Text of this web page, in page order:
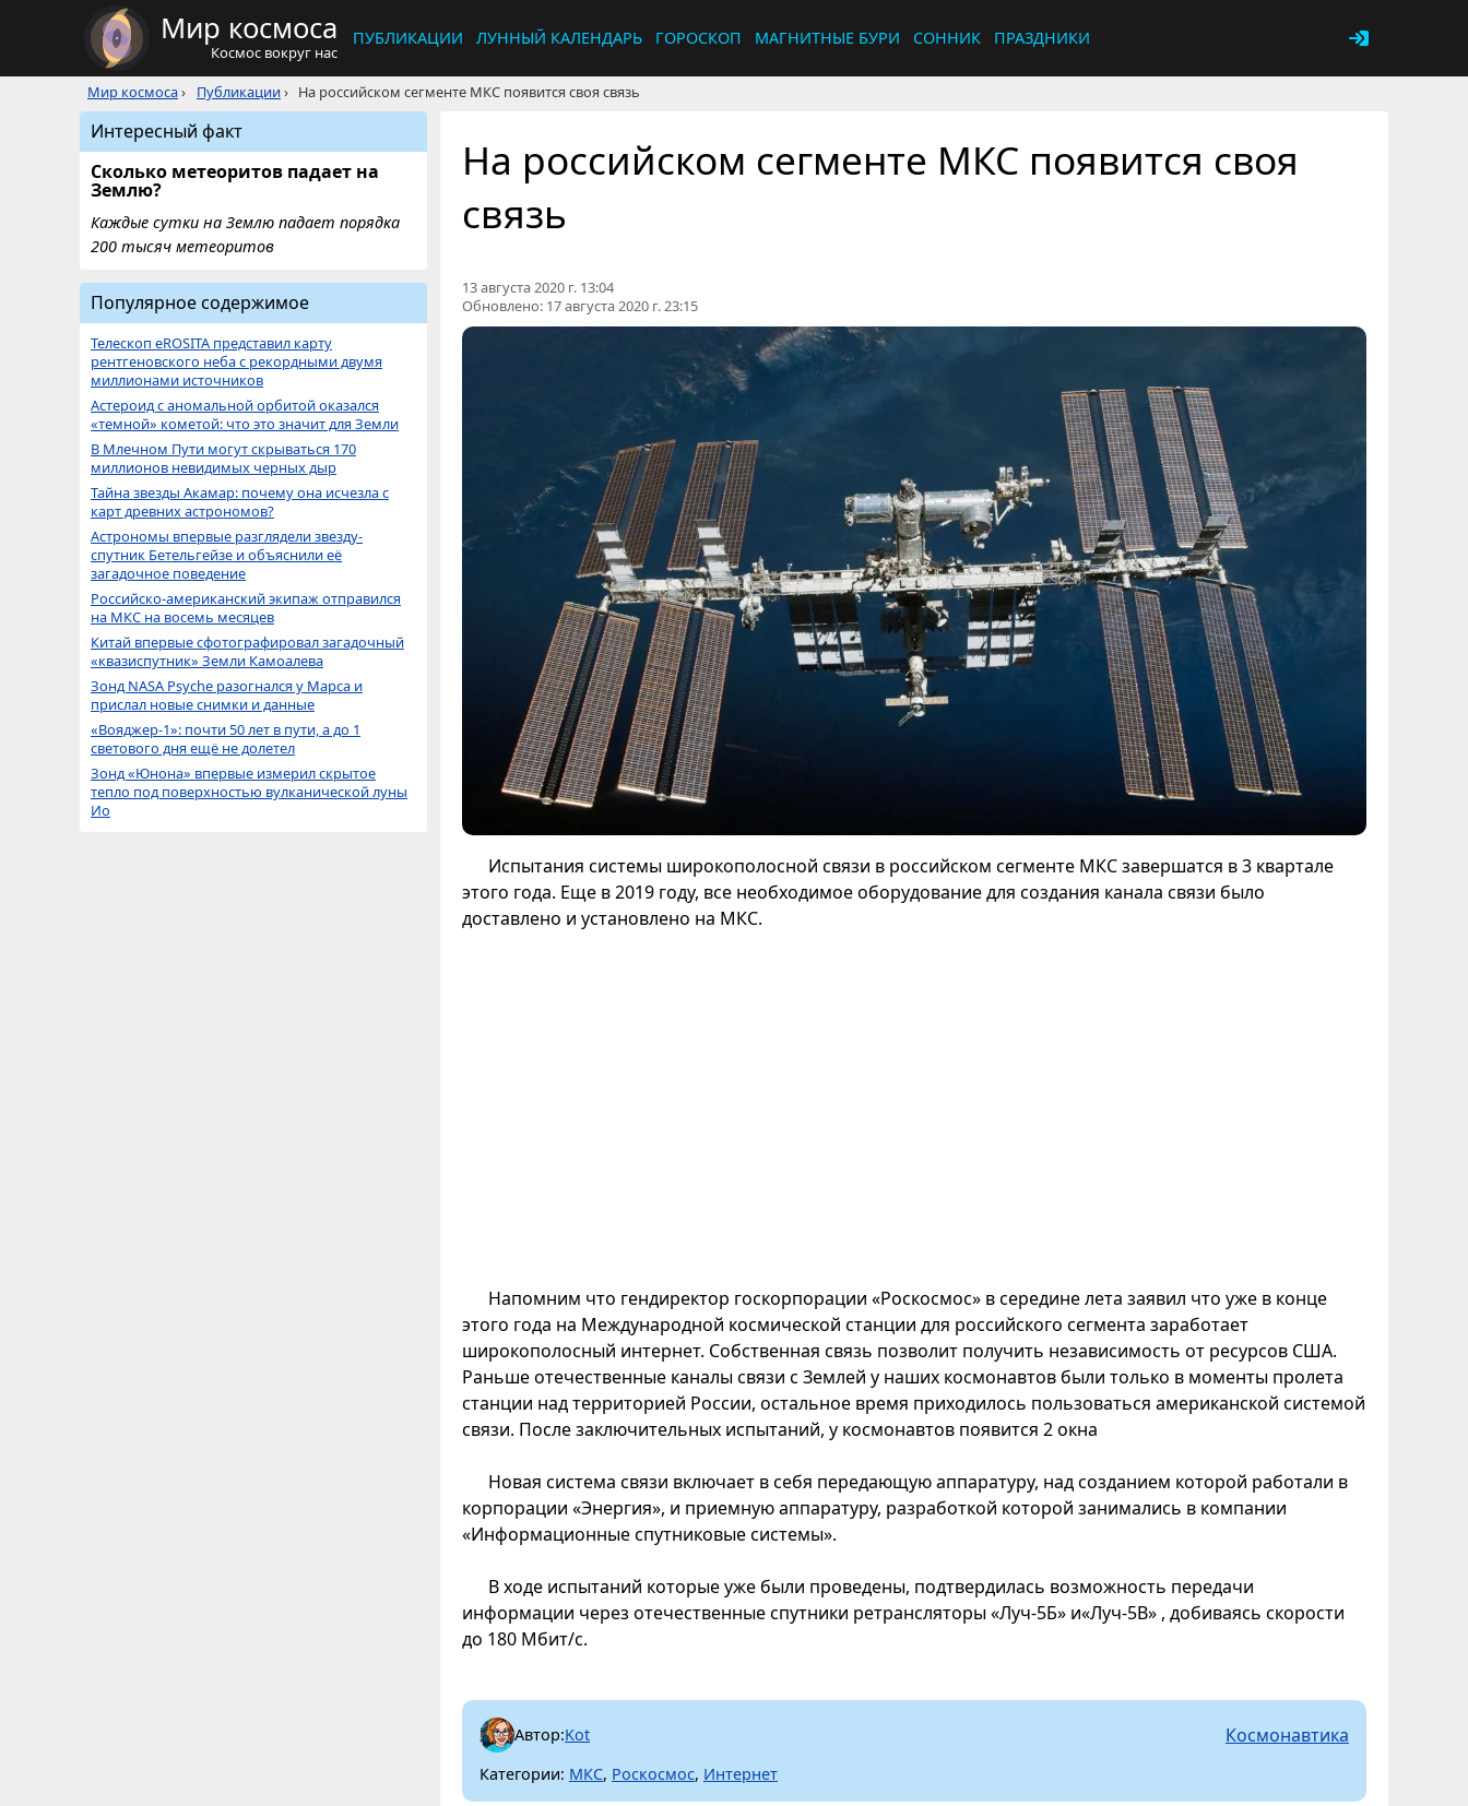
Мир космоса
Космос вокруг нас
ПУБЛИКАЦИИ ЛУННЫЙ КАЛЕНДАРЬ ГОРОСКОП МАГНИТНЫЕ БУРИ СОННИК ПРАЗДНИКИ
Мир космоса› Публикации› На российском сегменте МКС появится своя связь
На российском сегменте МКС появится своя
связь
13 августа 2020 г. 13:04
Обновлено: 17 августа 2020 г. 23:15
Испытания системы широкополосной связи в российском сегменте МКС завершатся в 3 квартале
этого года. Еще в 2019 году, все необходимое оборудование для создания канала связи было
доставлено и установлено на МКС.
Напомним что гендиректор госкорпорации «Роскосмос» в середине лета заявил что уже в конце
этого года на Международной космической станции для российского сегмента заработает
широкополосный интернет. Собственная связь позволит получить независимость от ресурсов США.
Раньше отечественные каналы связи с Землей у наших космонавтов были только в моменты пролета
станции над территорией России, остальное время приходилось пользоваться американской системой
связи. После заключительных испытаний, у космонавтов появится 2 окна
Новая система связи включает в себя передающую аппаратуру, над созданием которой работали в
корпорации «Энергия», и приемную аппаратуру, разработкой которой занимались в компании
«Информационные спутниковые системы».
В ходе испытаний которые уже были проведены, подтвердилась возможность передачи
информации через отечественные спутники ретрансляторы «Луч-5Б» и«Луч-5В» , добиваясь скорости
до 180 Мбит/с.
Автор:Kot Космонавтика
Категории: МКС, Роскосмос, Интернет
Интересный факт
Сколько метеоритов падает на
Землю?
Каждые сутки на Землю падает порядка
200 тысяч метеоритов
Популярное содержимое
Телескоп eROSITA представил карту
рентгеновского неба с рекордными двумя
миллионами источников
Астероид с аномальной орбитой оказался
«темной» кометой: что это значит для Земли
В Млечном Пути могут скрываться 170
миллионов невидимых черных дыр
Тайна звезды Акамар: почему она исчезла с
карт древних астрономов?
Астрономы впервые разглядели звезду-
спутник Бетельгейзе и объяснили её
загадочное поведение
Российско-американский экипаж отправился
на МКС на восемь месяцев
Китай впервые сфотографировал загадочный
«квазиспутник» Земли Камоалева
Зонд NASA Psyche разогнался у Марса и
прислал новые снимки и данные
«Вояджер-1»: почти 50 лет в пути, а до 1
светового дня ещё не долетел
Зонд «Юнона» впервые измерил скрытое
тепло под поверхностью вулканической луны
Ио